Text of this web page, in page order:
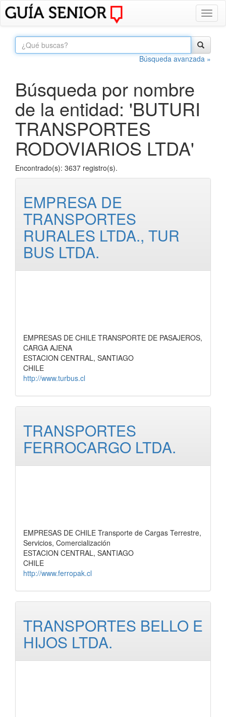
Búsqueda avanzada »
Búsqueda por nombre
de la entidad: 'BUTURI
TRANSPORTES
RODOVIARIOS LTDA'
Encontrado(s): 3637 registro(s).
EMPRESA DE
TRANSPORTES
RURALES LTDA., TUR
BUS LTDA.
EMPRESAS DE CHILE TRANSPORTE DE PASAJEROS,
CARGA AJENA
ESTACION CENTRAL, SANTIAGO
CHILE
http://www.turbus.cl
TRANSPORTES
FERROCARGO LTDA.
EMPRESAS DE CHILE Transporte de Cargas Terrestre,
Servicios, Comercialización
ESTACION CENTRAL, SANTIAGO
CHILE
http://www.ferropak.cl
TRANSPORTES BELLO E
HIJOS LTDA.